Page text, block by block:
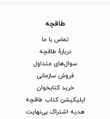
طاقچه
تماس با ما
دربارهٔ طاقچه
سوال‌های متداول
فروش سازمانی
خرید کتابخوان
اپلیکیشن کتاب طاقچه
هدیه اشتراک بی‌نهایت